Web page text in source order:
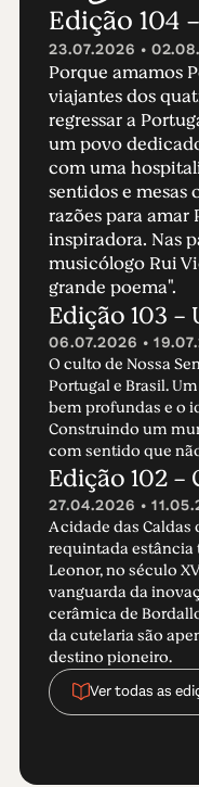
Edição 104
23.07.2026 •
Porque amamos
viajantes dos
regressar a
um povo
com uma
sentidos e mesas
razões para amar
inspiradora. Nas
musicólogo Rui
grande poema".
Edição 103 -
06.07.2026 •
O culto de Nossa
Portugal e Brasil.
bem profundas e o
Construindo um
com sentido que
Edição 102 -
27.04.2026 •
A cidade das
requintada estância
Leonor, no século
vanguarda da
cerâmica de
da cutelaria são
destino pioneiro.
Ver todas as